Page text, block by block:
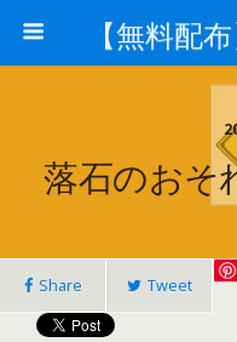
落石のおそ
Share Tweet